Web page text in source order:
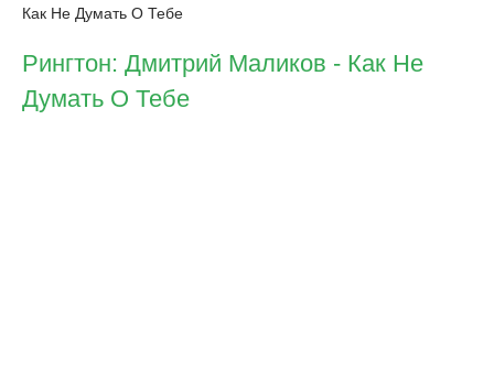
Как Не Думать О Тебе
Рингтон: Дмитрий Маликов - Как Не
Думать О Тебе